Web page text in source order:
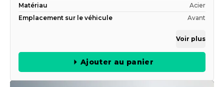
Matériau
Acier
Emplacement sur le véhicule
Avant
Voir plus
Ajouter au panier